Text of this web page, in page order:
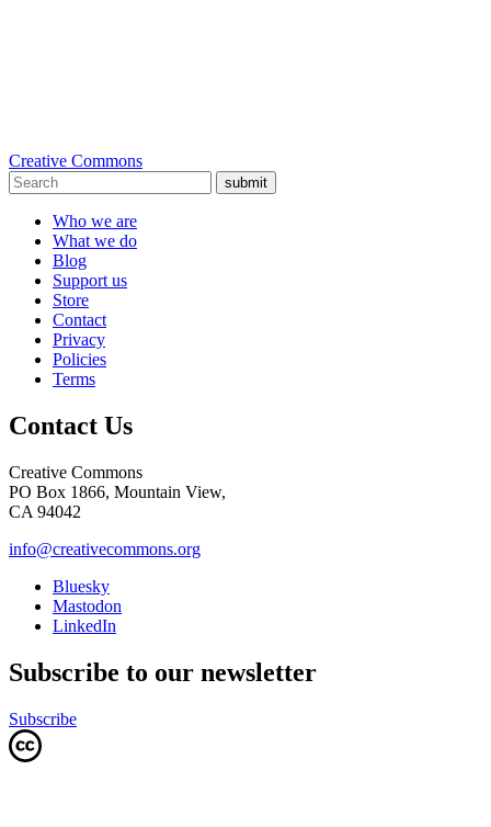
Creative Commons
submit
Who we are
What we do
Blog
Support us
Store
Contact
Privacy
Policies
Terms
Contact Us
Creative Commons
PO Box 1866, Mountain View,
CA 94042
info@creativecommons.org
Bluesky
Mastodon
LinkedIn
Subscribe to our newsletter
Subscribe